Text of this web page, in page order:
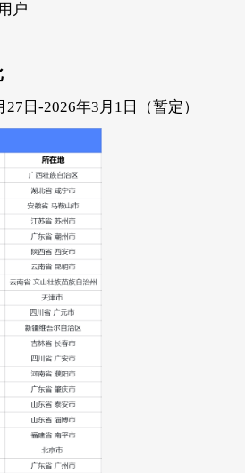
户
日-2026年3月1日（暂定）